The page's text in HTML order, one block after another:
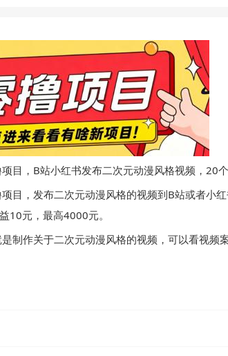
目，B站小红书发布二次元动漫风格视频，20
目，发布二次元动漫风格的视频到B站或者小
10元，最高4000元。
制作关于二次元动漫风格的视频，可以看视频